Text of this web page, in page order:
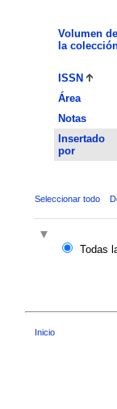
Volumen de
la
ISSN
Área
Notas
Insertado
por
Seleccionar todo
Todas
Inicio